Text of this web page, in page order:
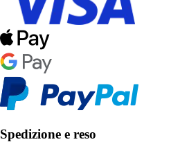
Spedizione e reso